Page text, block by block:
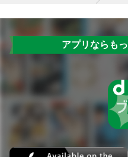
アプリならも